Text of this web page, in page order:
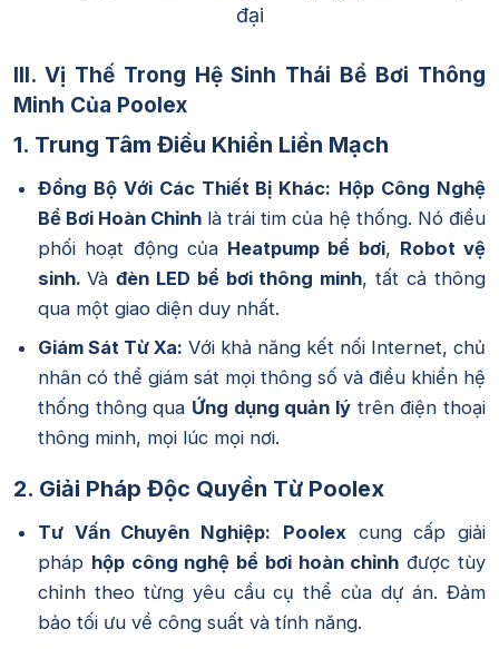
đại
III. Vị Thế Trong Hệ Sinh Thái Bể Bơi Thông
Minh Của Poolex
1. Trung Tâm Điều Khiển Liền Mạch
Đồng Bộ Với Các Thiết Bị Khác: Hộp Công Nghệ
Bể Bơi Hoàn Chỉnh là trái tim của hệ thống. Nó điều
phối hoạt động của Heatpump bể bơi, Robot vệ
sinh. Và đèn LED bể bơi thông minh, tất cả thông
qua một giao diện duy nhất.
Giám Sát Từ Xa: Với khả năng kết nối Internet, chủ
nhân có thể giám sát mọi thông số và điều khiển hệ
thống thông qua Ứng dụng quản lý trên điện thoại
thông minh, mọi lúc mọi nơi.
2. Giải Pháp Độc Quyền Từ Poolex
Tư Vấn Chuyên Nghiệp: Poolexcung cấp giải
pháp hộp công nghệ bể bơi hoàn chỉnh được tùy
chỉnh theo từng yêu cầu cụ thể của dự án. Đảm
bảo tối ưu về công suất và tính năng.